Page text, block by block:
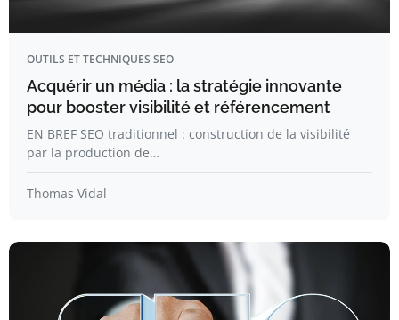
OUTILS ET TECHNIQUES SEO
Acquérir un média : la stratégie innovante
pour booster visibilité et référencement
EN BREF SEO traditionnel : construction de la visibilité
par la production de…
Thomas Vidal